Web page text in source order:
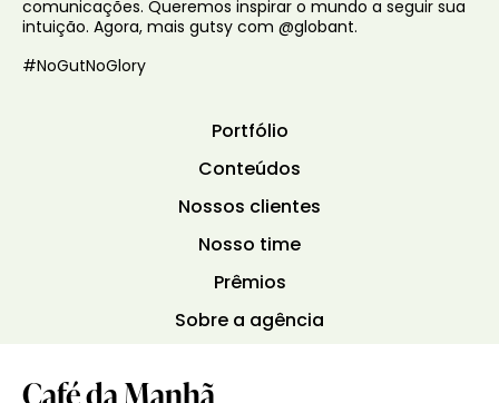
comunicações. Queremos inspirar o mundo a seguir sua
intuição. Agora, mais gutsy com @globant.
#NoGutNoGlory
Portfólio
Conteúdos
Nossos clientes
Nosso time
Prêmios
Sobre a agência
Café da Manhã